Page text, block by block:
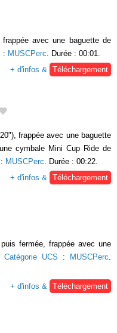
avec une baguette de
: MUSCPerc . Durée : 00:01.
+ d'infos &
Téléchargement
frappée avec une baguette
cymbale Mini Cup Ride de
: MUSCPerc. Durée : 00:22.
+ d'infos & Téléchargement
fermée, frappée avec une
Catégorie UCS : MUSCPerc
+ d'infos &
Téléchargement